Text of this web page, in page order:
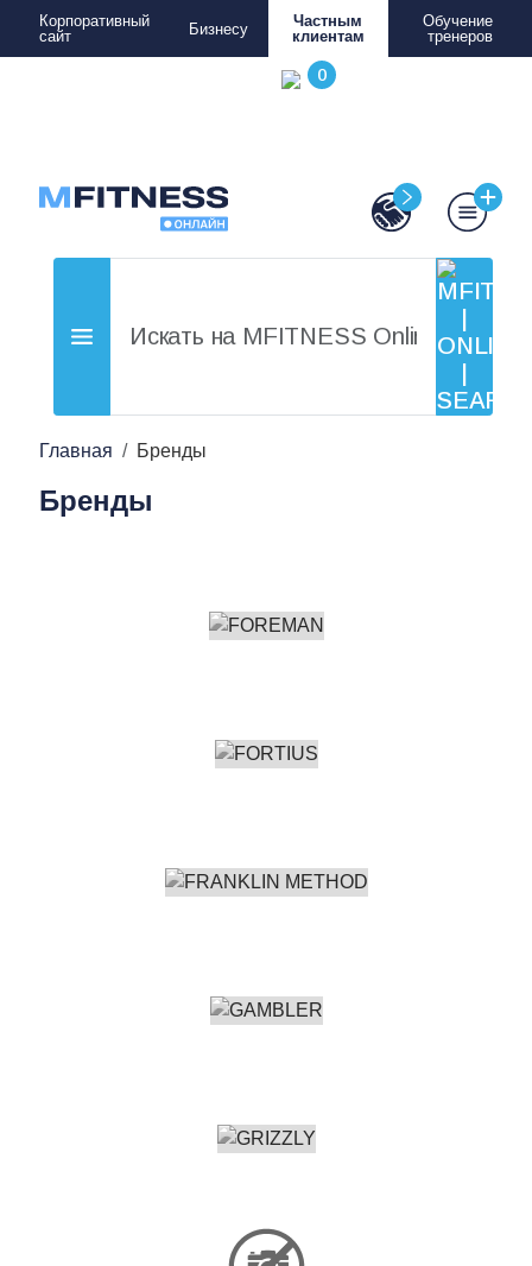
Корпоративный
сайт
Бизнесу
Частным
клиентам
Обучение
тренеров
Главная Бренды
Бренды